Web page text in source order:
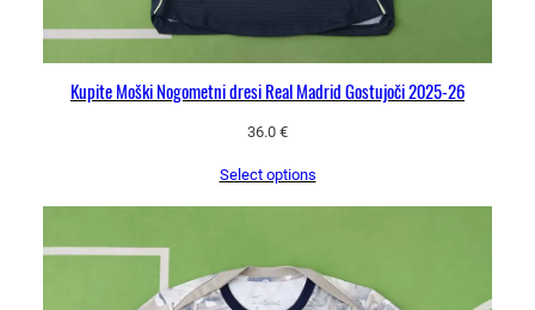
Kupite Moški Nogometni dresi Real Madrid Gostujoči 2025-26
36.0 €
Select options